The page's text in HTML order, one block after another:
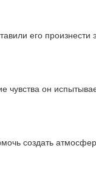
его произнести
чувства он
создать